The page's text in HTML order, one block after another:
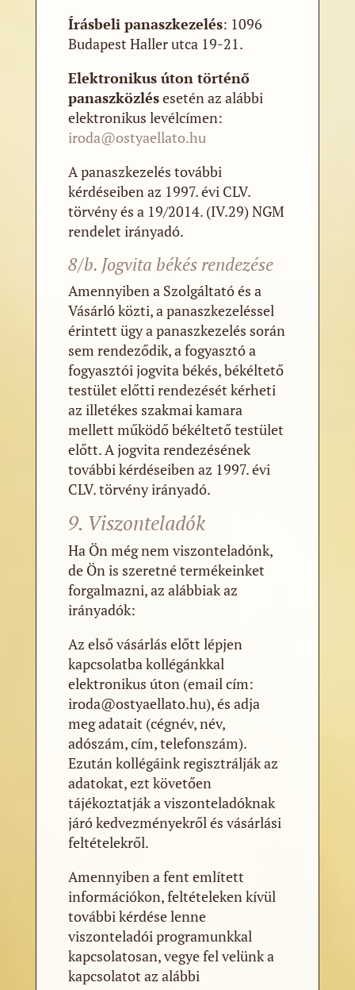
Írásbeli panaszkezelés: 1096
Budapest Haller utca 19-21.
Elektronikus úton történő
panaszközlésesetén az alábbi
elektronikus levélcímen:
iroda@ostyaellato.hu
A panaszkezelés további
kérdéseiben az 1997. évi CLV.
törvény és a 19/2014. (IV.29) NGM
rendelet irányadó.
8/b. Jogvita békés rendezése
Amennyiben a Szolgáltató és a
Vásárló közti, a panaszkezeléssel
érintett ügy a panaszkezelés során
sem rendeződik, a fogyasztó a
fogyasztói jogvita békés, békéltető
testület előtti rendezését kérheti
az illetékes szakmai kamara
mellett működő békéltető testület
előtt. A jogvita rendezésének
további kérdéseiben az 1997. évi
CLV. törvény irányadó.
9. Viszonteladók
Ha Ön még nem viszonteladónk,
de Ön is szeretné termékeinket
forgalmazni, az alábbiak az
irányadók:
Az első vásárlás előtt lépjen
kapcsolatba kollégánkkal
elektronikus úton (email cím:
iroda@ostyaellato.hu), és adja
meg adatait (cégnév, név,
adószám, cím, telefonszám).
Ezután kollégáink regisztrálják az
adatokat, ezt követően
tájékoztatják a viszonteladóknak
járó kedvezményekről és vásárlási
feltételekről.
Amennyiben a fent említett
információkon, feltételeken kívül
további kérdése lenne
viszonteladói programunkkal
kapcsolatosan, vegye fel velünk a
kapcsolatot az alábbi